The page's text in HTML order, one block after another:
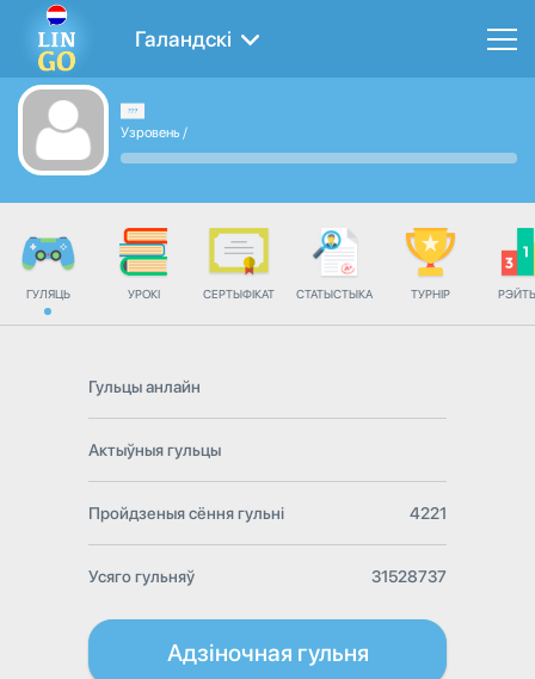
Галандскі
Узровень /
ГУЛЯЦЬ УРОКІ СЕРТЫФІКАТ СТАТЫСТЫКА ТУРНІР
Гульцы анлайн
Актыўныя гульцы
Пройдзеныя сёння гульні 4221
Усяго гульняў 31528737
Адзіночная гульня